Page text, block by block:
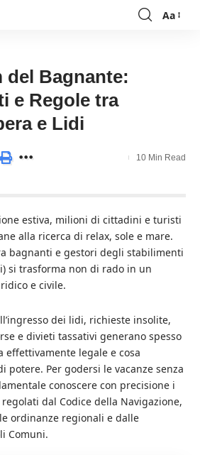
Font
Aa
del Bagnante:
e Regole tra
e Lidi
10 Min Read
estiva, milioni di cittadini e turisti
alla ricerca di relax, sole e mare.
bagnanti e gestori degli stabilimenti
si trasforma non di rado in un
e civile.
dei lidi, richieste insolite,
e divieti tassativi generano spesso
effettivamente legale e cosa
potere. Per godersi le vacanze senza
conoscere con precisione i
dal Codice della Navigazione,
ordinanze regionali e dalle
Comuni.